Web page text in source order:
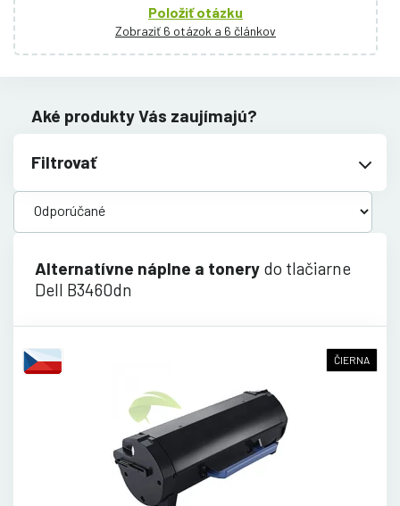
Položiť otázku
Zobraziť 6 otázok a 6 článkov
Aké produkty Vás zaujímajú?
Filtrovať
Alternatívne náplne a tonery do tlačiarne
Dell B3460dn
ČIERNA